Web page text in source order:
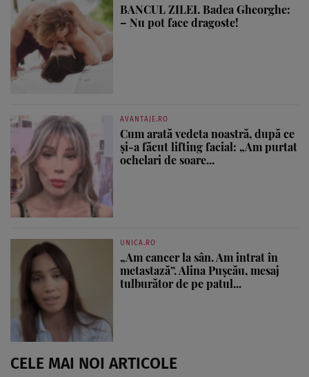
BANCUL ZILEI. Badea Gheorghe:
– Nu pot face dragoste!
AVANTAJE.RO
Cum arată vedeta noastră, după ce
și-a făcut lifting facial: „Am purtat
ochelari de soare...
UNICA.RO
„Am cancer la sân. Am intrat în
metastază”. Alina Pușcău, mesaj
tulburător de pe patul...
CELE MAI NOI ARTICOLE